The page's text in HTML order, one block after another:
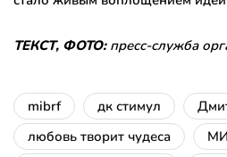
ТЕКСТ, ФОТО: пресс-служба
mibrf дк стимул
любовь творит чудеса